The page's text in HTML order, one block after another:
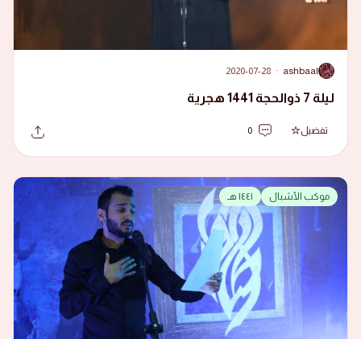
A
ashbaal
·
2020-07-28
ليلة 7 ذوالحجة 1441 هجرية
تفضيل 0
موكب الأشبال ١٤٤١ هـ